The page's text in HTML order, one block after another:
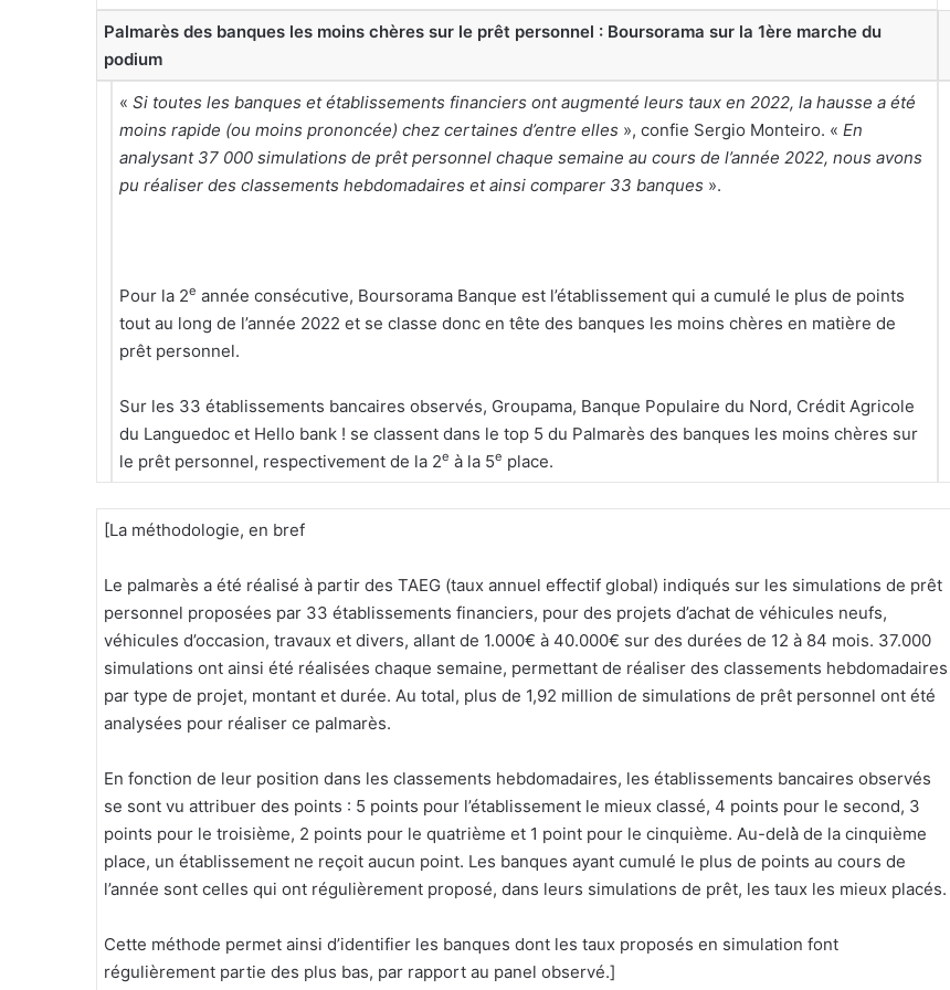
Palmarès des banques les moins chères sur le prêt personnel : Boursorama sur la 1ère marche du
podium
« Si toutes les banques et établissements financiers ont augmenté leurs taux en 2022, la hausse a été
moins rapide (ou moins prononcée) chez certaines d’entre elles », confie Sergio Monteiro. « En
analysant 37 000 simulations de prêt personnel chaque semaine au cours de l’année 2022, nous avons
pu réaliser des classements hebdomadaires et ainsi comparer 33 banques ».
Pour la 2e année consécutive, Boursorama Banque est l’établissement qui a cumulé le plus de points
tout au long de l’année 2022 et se classe donc en tête des banques les moins chères en matière de
prêt personnel.
Sur les 33 établissements bancaires observés, Groupama, Banque Populaire du Nord, Crédit Agricole
du Languedoc et Hello bank ! se classent dans le top 5 du Palmarès des banques les moins chères sur
le prêt personnel, respectivement de la 2e à la 5e place.
[La méthodologie, en bref
Le palmarès a été réalisé à partir des TAEG (taux annuel effectif global) indiqués sur les simulations de prêt
personnel proposées par 33 établissements financiers, pour des projets d’achat de véhicules neufs,
véhicules d’occasion, travaux et divers, allant de 1.000€ à 40.000€ sur des durées de 12 à 84 mois. 37.000
simulations ont ainsi été réalisées chaque semaine, permettant de réaliser des classements hebdomadaires
par type de projet, montant et durée. Au total, plus de 1,92 million de simulations de prêt personnel ont été
analysées pour réaliser ce palmarès.
En fonction de leur position dans les classements hebdomadaires, les établissements bancaires observés
se sont vu attribuer des points : 5 points pour l’établissement le mieux classé, 4 points pour le second, 3
points pour le troisième, 2 points pour le quatrième et 1 point pour le cinquième. Au-delà̀ de la cinquième
place, un établissement ne reçoit aucun point. Les banques ayant cumulé le plus de points au cours de
l’année sont celles qui ont régulièrement proposé, dans leurs simulations de prêt, les taux les mieux placés.
Cette méthode permet ainsi d’identifier les banques dont les taux proposés en simulation font
régulièrement partie des plus bas, par rapport au panel observé.]